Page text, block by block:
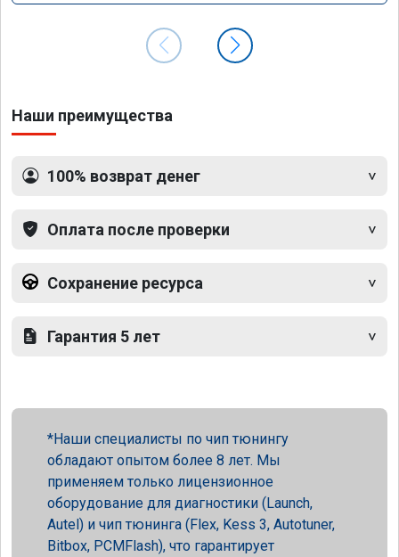
Наши преимущества
100% возврат денег
Оплата после проверки
Сохранение ресурса
Гарантия 5 лет
Наши специалисты по чип тюнингу
обладают опытом более 8 лет. Мы
применяем только лицензионное
оборудование для диагностики (Launch,
Autel) и чип тюнинга (Flex, Kess 3, Autotuner,
Bitbox, PCMFlash), что гарантирует